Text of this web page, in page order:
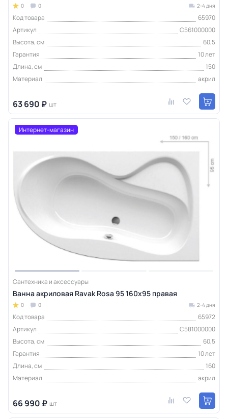
0 0 2-4 дня
Код товара
65970
Артикул
C561000000
Высота, см
60,5
Гарантия
10 лет
Длина, см
150
Материал
акрил
63 690 ₽ шт
Интернет-магазин
Сантехника и аксессуары
Ванна акриловая Ravak Rosa 95 160x95 правая
0 0 2-4 дня
Код товара
65972
Артикул
C581000000
Высота, см
60,5
Гарантия
10 лет
Длина, см
160
Материал
акрил
66 990 ₽ шт